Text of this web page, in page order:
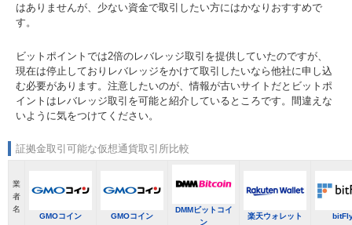
はありませんが、少ない資金で取引したい方にはかなりおすすめで
す。
ビットポイントでは2倍のレバレッジ取引を提供していたのですが、
現在は停止しておりレバレッジをかけて取引したいなら他社に申し込
む必要があります。注意したいのが、情報が古いサイトだとビットポ
イントはレバレッジ取引を可能と紹介しているところです。間違えな
いように気をつけてください。
証拠金取引可能な仮想通貨取引所比較
業
者
名
GMOコイン
GMOコイン
DMMビットコイ
ン
楽天ウォレット